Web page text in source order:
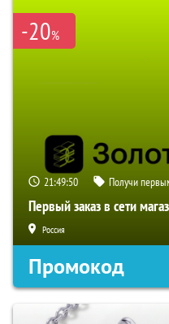
-20%
21:49:49 Получи
Первый заказ в сети
Россия
Промокод